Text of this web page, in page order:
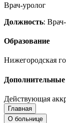
Врач-уролог
Должность:
Образование
Нижегородская
Действующая
Запись на приём
Запись
Главная
О больнице